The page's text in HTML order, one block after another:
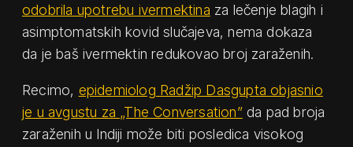
odobrila upotrebu ivermektina za lečenje blagih i
asimptomatskih kovid slučajeva, nema dokaza
da je baš ivermektin redukovao broj zaraženih.
Recimo, epidemiolog Radžip Dasgupta objasnio
je u avgustu za „The Conversation”da pad broja
zaraženih u Indiji može biti posledica visokog